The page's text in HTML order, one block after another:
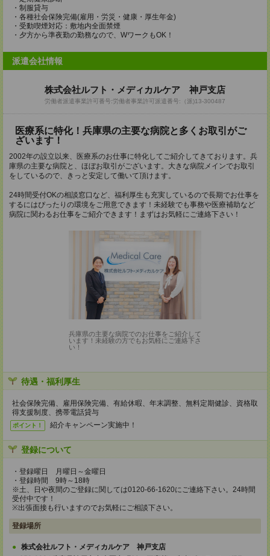
・制服貸与
・各種社会保険完備(雇用・労災・健康・厚生年金)
・受動喫煙対応：敷地内全面禁煙
・夕方から準夜勤の勤務なので、WワークもOK！
派遣会社情報
株式会社ルフト・メディカルケア 神戸支店
労働者派遣事業許可番号:労働者事業許可派遣番号:（派)13-300487
医療系に特化！兵庫県の主要な病院と多くお取引がご
ざいます！
2002年の設立以来、医療系のお仕事に特化してご紹介してきております。兵
庫県の主要な病院と、ほぼお取引がございます。大きな病院メインでお取引
をしているので、きっと安定して働いて頂けます。
24時間受付OKの相談窓口など、福利厚生も充実しているので長期でお仕事を
するにはぴったりの環境をご用意できます！未経験でも事務や医療補助など
病院に関わるお仕事をご紹介できます！まずはお気軽にご連絡下さい！
兵庫県の主要な病院でのお仕事をご紹介して
います！未経験の方でもお気軽にご連絡下さ
い！
待遇・福利厚生
社会保険完備、雇用保険完備、有給休暇、年末調整、無料定期健診、資格取
得支援制度、携帯電話貸与
ポイント！ 紹介キャンペーン実施中！
登録について
・登録曜日 月曜日～金曜日
・登録時間 9時～18時
※土、日や夜間のご登録に関しては0120-66-1620にご連絡下さい。24時間
受付中です！
※出張面接も行いますのでお気軽にご相談下さい。
登録場所
株式会社ルフト・メディカルケア 神戸支店